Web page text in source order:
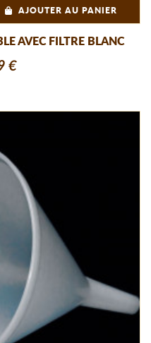
AJOUTER AU PANIER
AVEC FILTRE BLANC
€